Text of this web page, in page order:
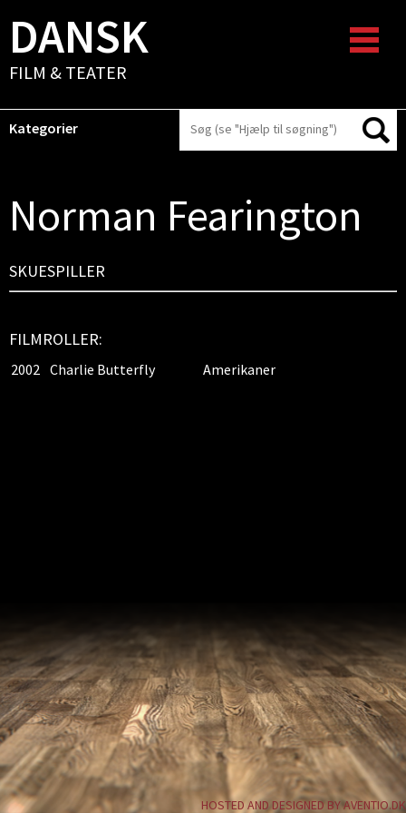
DANSK
FILM & TEATER
Kategorier
Norman Fearington
SKUESPILLER
FILMROLLER:
2002 Charlie Butterfly Amerikaner
HOSTED AND DESIGNED BY AVENTIO.DK